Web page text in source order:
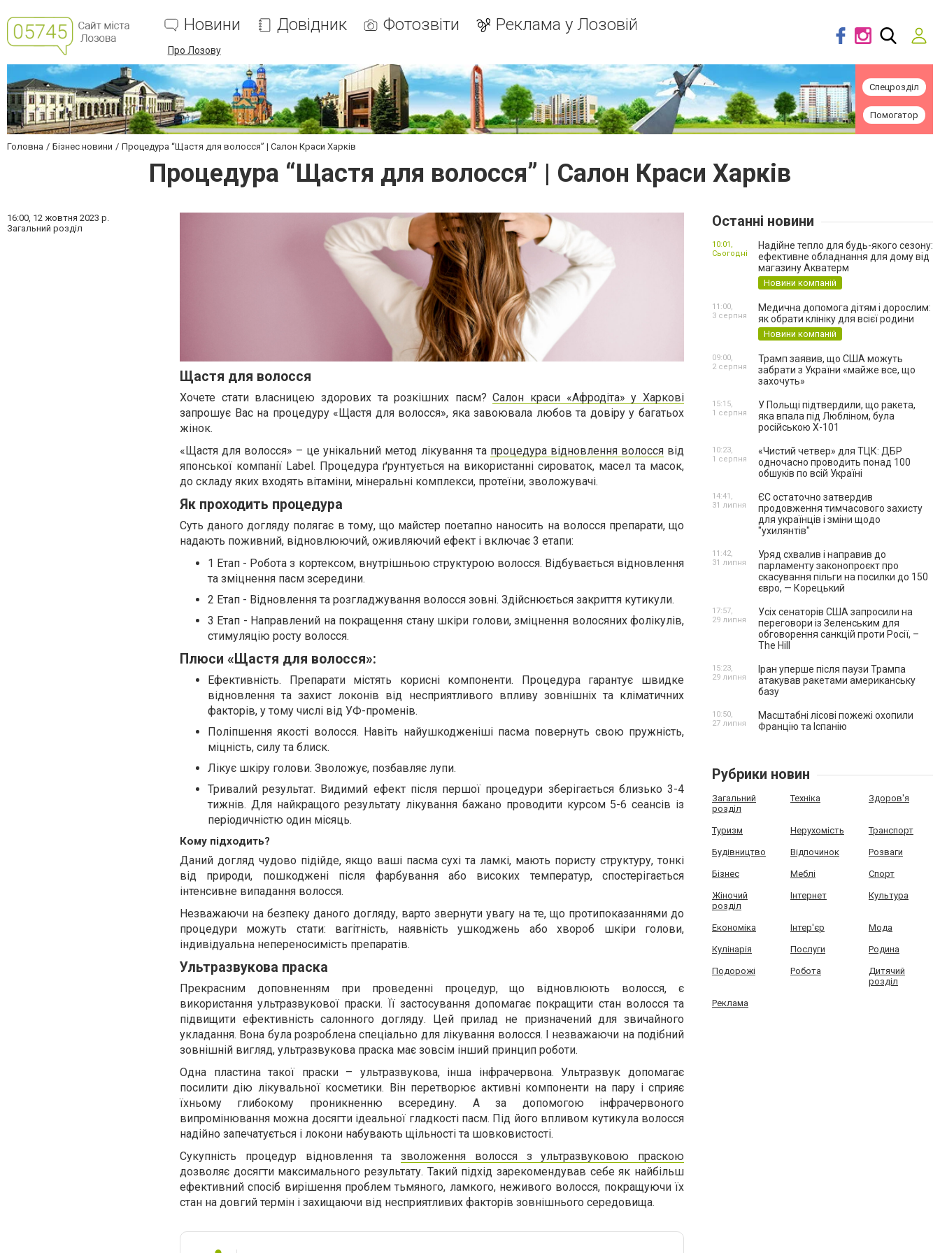
Новини Довідник Фотозвіти Реклама у Лозовій
Про Лозову
Спецрозділ
Помогатор
Головна Бізнес новини Процедура “Щастя для волосся” | Салон Краси Харків
Процедура “Щастя для волосся” | Салон Краси Харків
16:00, 12 жовтня 2023 р.
Загальний розділ
Щастя для волосся
Хочете стати власницею здорових та розкішних пасм?Салон краси «Афродіта» у Харкові
запрошує Вас на процедуру «Щастя для волосся», яка завоювала любов та довіру у багатьох
жінок.
«Щастя для волосся» – це унікальний метод лікування та процедура відновлення волоссявід
японської компанії Label. Процедура ґрунтується на використанні сироваток, масел та масок,
до складу яких входять вітаміни, мінеральні комплекси, протеїни, зволожувачі.
Як проходить процедура
Суть даного догляду полягає в тому, що майстер поетапно наносить на волосся препарати, що
надають поживний, відновлюючий, оживляючий ефект і включає 3 етапи:
1 Етап - Робота з кортексом, внутрішньою структурою волосся. Відбувається відновлення
та зміцнення пасм зсередини.
2 Етап - Відновлення та розгладжування волосся зовні. Здійснюється закриття кутикули.
3 Етап - Направлений на покращення стану шкіри голови, зміцнення волосяних фолікулів,
стимуляцію росту волосся.
Плюси «Щастя для волосся»:
Ефективність. Препарати містять корисні компоненти. Процедура гарантує швидке
відновлення та захист локонів від несприятливого впливу зовнішніх та кліматичних
факторів, у тому числі від УФ-променів.
Поліпшення якості волосся. Навіть найушкодженіші пасма повернуть свою пружність,
міцність, силу та блиск.
Лікує шкіру голови. Зволожує, позбавляє лупи.
Тривалий результат. Видимий ефект після першої процедури зберігається близько 3-4
тижнів. Для найкращого результату лікування бажано проводити курсом 5-6 сеансів із
періодичністю один місяць.
Кому підходить?
Даний догляд чудово підійде, якщо ваші пасма сухі та ламкі, мають пористу структуру, тонкі
від природи, пошкоджені після фарбування або високих температур, спостерігається
інтенсивне випадання волосся.
Незважаючи на безпеку даного догляду, варто звернути увагу на те, що протипоказаннями до
процедури можуть стати: вагітність, наявність ушкоджень або хвороб шкіри голови,
індивідуальна непереносимість препаратів.
Ультразвукова праска
Прекрасним доповненням при проведенні процедур, що відновлюють волосся, є
використання ультразвукової праски. Її застосування допомагає покращити стан волосся та
підвищити ефективність салонного догляду. Цей прилад не призначений для звичайного
укладання. Вона була розроблена спеціально для лікування волосся. І незважаючи на подібний
зовнішній вигляд, ультразвукова праска має зовсім інший принцип роботи.
Одна пластина такої праски – ультразвукова, інша інфрачервона. Ультразвук допомагає
посилити дію лікувальної косметики. Він перетворює активні компоненти на пару і сприяє
їхньому глибокому проникненню всередину. А за допомогою інфрачервоного
випромінювання можна досягти ідеальної гладкості пасм. Під його впливом кутикула волосся
надійно запечатується і локони набувають щільності та шовковистості.
Сукупність процедур відновлення та зволоження волосся з ультразвуковою праскою
дозволяє досягти максимального результату. Такий підхід зарекомендував себе як найбільш
ефективний спосіб вирішення проблем тьмяного, ламкого, неживого волосся, покращуючи їх
стан на довгий термін і захищаючи від несприятливих факторів зовнішнього середовища.
Останні новини
Надійне тепло для будь-якого сезону:
ефективне обладнання для дому від
магазину Акватерм
Новини компаній
10:01,
Сьогодні
Медична допомога дітям і дорослим:
як обрати клініку для всієї родини
Новини компаній
11:00,
3 серпня
Трамп заявив, що США можуть
забрати з України «майже все, що
захочуть»
09:00,
2 серпня
У Польщі підтвердили, що ракета,
яка впала під Любліном, була
російською Х-101
15:15,
1 серпня
«Чистий четвер» для ТЦК: ДБР
одночасно проводить понад 100
обшуків по всій Україні
10:23,
1 серпня
ЄС остаточно затвердив
продовження тимчасового захисту
для українців і зміни щодо
"ухилянтів"
14:41,
31 липня
Уряд схвалив і направив до
парламенту законопроєкт про
скасування пільги на посилки до 150
євро, — Корецький
11:42,
31 липня
Усіх сенаторів США запросили на
переговори із Зеленським для
обговорення санкцій проти Росії, –
The Hill
17:57,
29 липня
Іран уперше після паузи Трампа
атакував ракетами американську
базу
15:23,
29 липня
Масштабні лісові пожежі охопили
Францію та Іспанію
10:50,
27 липня
Рубрики новин
Загальний
розділ
Техніка Здоров'я
Туризм Нерухомість Транспорт
Будівництво Відпочинок Розваги
Бізнес Меблі Спорт
Жіночий
розділ
Інтернет Культура
Економіка Інтер'єр Мода
Кулінарія Послуги Родина
Подорожі Робота
Дитячий
розділ
Реклама